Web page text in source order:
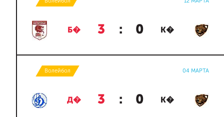
Б� 3 : 0 К�
Волейбол 04 МАРТА
Д� 3 : 0 К�